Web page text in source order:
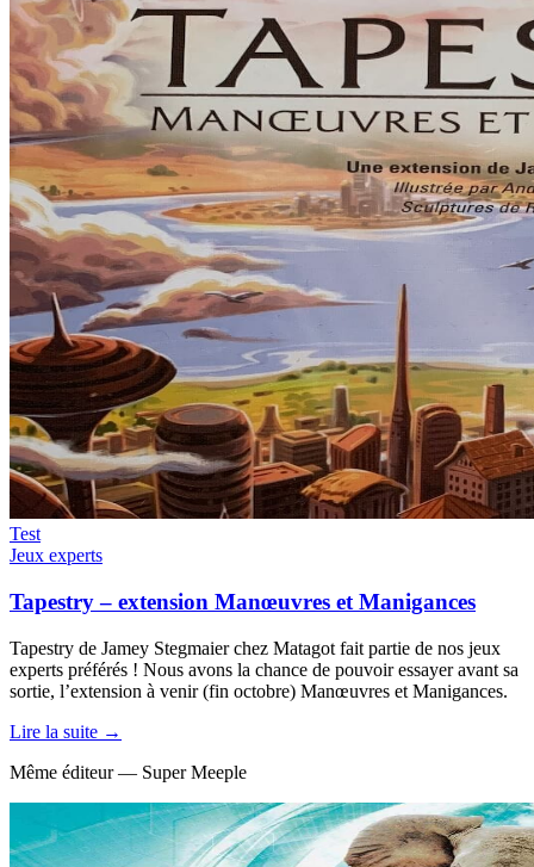
Test
Jeux experts
Tapestry – extension Manœuvres et Manigances
Tapestry de Jamey Stegmaier chez Matagot fait partie de nos jeux
experts préférés ! Nous avons la chance de pouvoir essayer avant sa
sortie, l’extension à venir (fin octobre) Manœuvres et Manigances.
Lire la suite →
Même éditeur — Super Meeple